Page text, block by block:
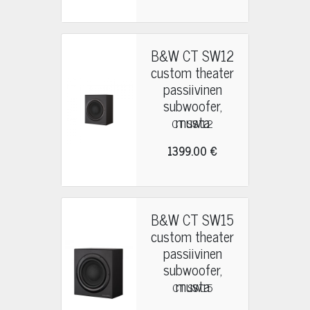
B&W CT SW12
custom theater
passiivinen
subwoofer,
musta
CT SW12
1399.00 €
B&W CT SW15
custom theater
passiivinen
subwoofer,
musta
CT SW15